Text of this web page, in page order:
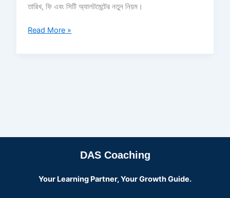
তারিখ, ফি এবং সিটি অ্যালটমেন্টের নতুন নিয়ম।
Read More »
DAS Coaching
Your Learning Partner, Your Growth Guide.